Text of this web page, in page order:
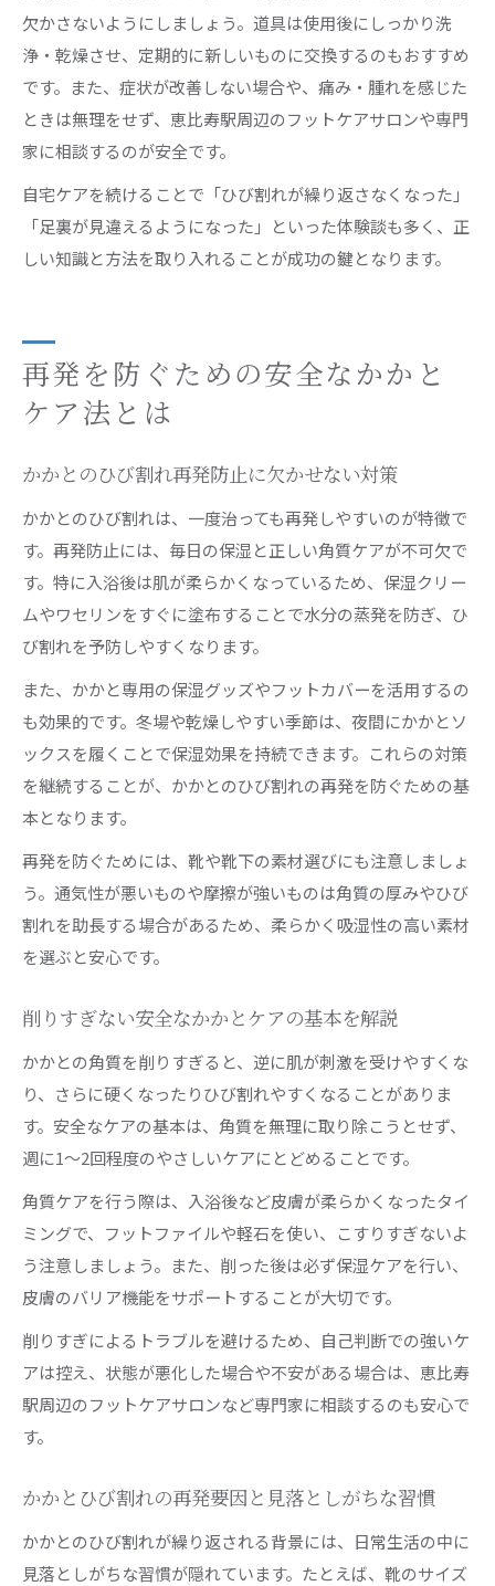
欠かさないようにしましょう。道具は使用後にしっかり洗
浄・乾燥させ、定期的に新しいものに交換するのもおすすめ
です。また、症状が改善しない場合や、痛み・腫れを感じた
ときは無理をせず、恵比寿駅周辺のフットケアサロンや専門
家に相談するのが安全です。
自宅ケアを続けることで「ひび割れが繰り返さなくなった」
「足裏が見違えるようになった」といった体験談も多く、正
しい知識と方法を取り入れることが成功の鍵となります。
再発を防ぐための安全なかかと
ケア法とは
かかとのひび割れ再発防止に欠かせない対策
かかとのひび割れは、一度治っても再発しやすいのが特徴で
す。再発防止には、毎日の保湿と正しい角質ケアが不可欠で
す。特に入浴後は肌が柔らかくなっているため、保湿クリー
ムやワセリンをすぐに塗布することで水分の蒸発を防ぎ、ひ
び割れを予防しやすくなります。
また、かかと専用の保湿グッズやフットカバーを活用するの
も効果的です。冬場や乾燥しやすい季節は、夜間にかかとソ
ックスを履くことで保湿効果を持続できます。これらの対策
を継続することが、かかとのひび割れの再発を防ぐための基
本となります。
再発を防ぐためには、靴や靴下の素材選びにも注意しましょ
う。通気性が悪いものや摩擦が強いものは角質の厚みやひび
割れを助長する場合があるため、柔らかく吸湿性の高い素材
を選ぶと安心です。
削りすぎない安全なかかとケアの基本を解説
かかとの角質を削りすぎると、逆に肌が刺激を受けやすくな
り、さらに硬くなったりひび割れやすくなることがありま
す。安全なケアの基本は、角質を無理に取り除こうとせず、
週に1〜2回程度のやさしいケアにとどめることです。
角質ケアを行う際は、入浴後など皮膚が柔らかくなったタイ
ミングで、フットファイルや軽石を使い、こすりすぎないよ
う注意しましょう。また、削った後は必ず保湿ケアを行い、
皮膚のバリア機能をサポートすることが大切です。
削りすぎによるトラブルを避けるため、自己判断での強いケ
アは控え、状態が悪化した場合や不安がある場合は、恵比寿
駅周辺のフットケアサロンなど専門家に相談するのも安心で
す。
かかとひび割れの再発要因と見落としがちな習慣
かかとのひび割れが繰り返される背景には、日常生活の中に
見落としがちな習慣が隠れています。たとえば、靴のサイズ